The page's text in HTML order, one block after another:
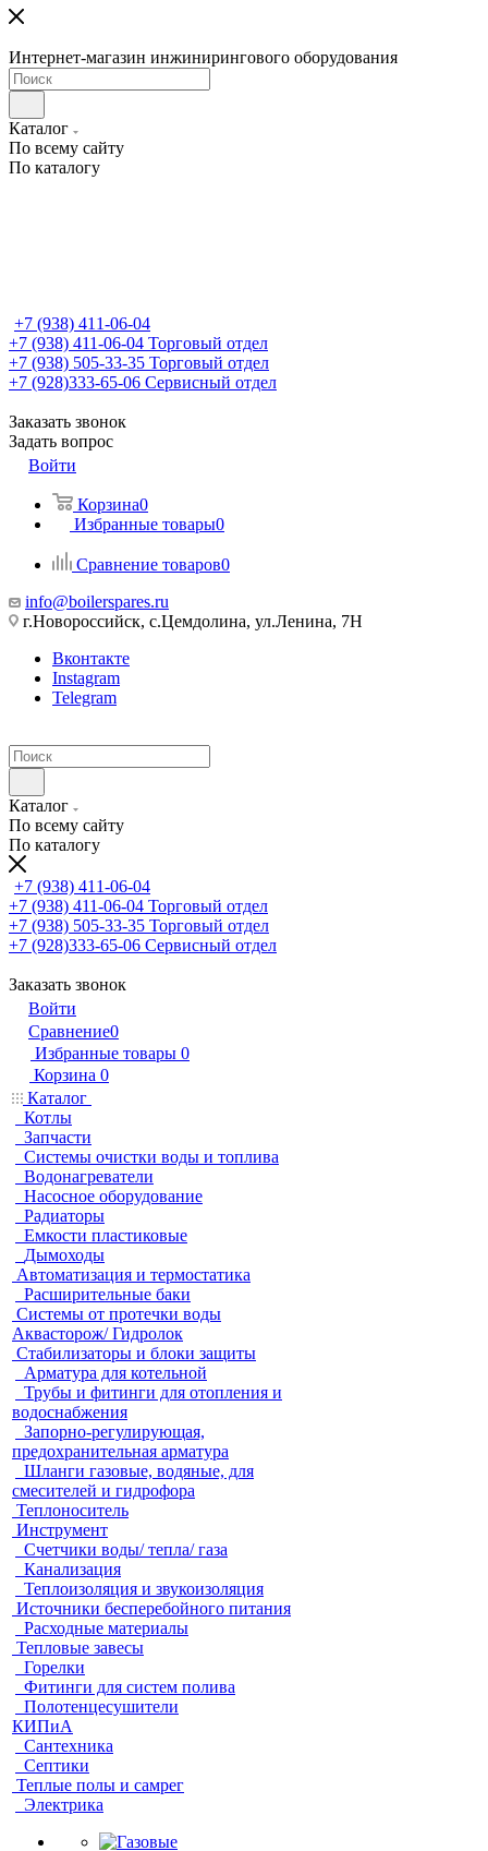
Интернет-магазин инжинирингового оборудования
Каталог
По всему сайту
По каталогу
+7 (938) 411-06-04
+7 (938) 411-06-04 Торговый отдел
+7 (938) 505-33-35 Торговый отдел
+7 (928)333-65-06 Сервисный отдел
Заказать звонок
Задать вопрос
Войти
Корзина0
Избранные товары0
Сравнение товаров0
info@boilerspares.ru
г.Новороссийск, с.Цемдолина, ул.Ленина, 7Н
Вконтакте
Instagram
Telegram
Каталог
По всему сайту
По каталогу
+7 (938) 411-06-04
+7 (938) 411-06-04 Торговый отдел
+7 (938) 505-33-35 Торговый отдел
+7 (928)333-65-06 Сервисный отдел
Заказать звонок
Войти
Сравнение0
Избранные товары 0
Корзина 0
Каталог
Котлы
Запчасти
Системы очистки воды и топлива
Водонагреватели
Насосное оборудование
Радиаторы
Емкости пластиковые
Дымоходы
Автоматизация и термостатика
Расширительные баки
Системы от протечки воды
Аквасторож/ Гидролок
Стабилизаторы и блоки защиты
Арматура для котельной
Трубы и фитинги для отопления и
водоснабжения
Запорно-регулирующая,
предохранительная арматура
Шланги газовые, водяные, для
смесителей и гидрофора
Теплоноситель
Инструмент
Счетчики воды/ тепла/ газа
Канализация
Теплоизоляция и звукоизоляция
Источники бесперебойного питания
Расходные материалы
Тепловые завесы
Горелки
Фитинги для систем полива
Полотенцесушители
КИПиА
Сантехника
Септики
Теплые полы и самрег
Электрика